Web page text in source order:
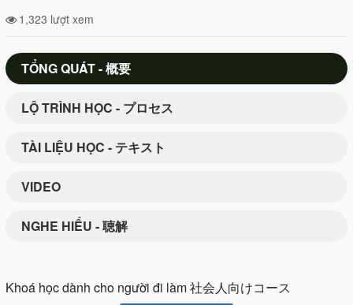
1,323 lượt xem
TỔNG QUÁT - 概要
LỘ TRÌNH HỌC - プロセス
TÀI LIỆU HỌC - テキスト
VIDEO
NGHE HIỂU - 聴解
Khoá học dành cho người đi làm 社会人向けコース